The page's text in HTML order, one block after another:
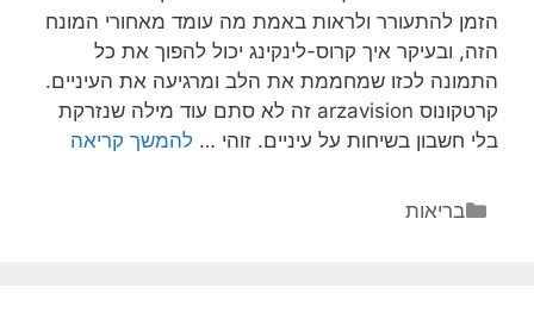
הזמן להתעורר ולראות באמת מה עומד מאחורי המונח
הזה, ובעיקר איך קרוס-לינקינג יכול להפוך את כל
התמונה לכזו שמחממת את הלב ומרגיעה את העיניים.
קרטקונוס arzavision זה לא סתם עוד מילה שנזרקת
בלי חשבון בשיחות על עיניים. זוהי … להמשך קריאה
קטגוריות
בריאות